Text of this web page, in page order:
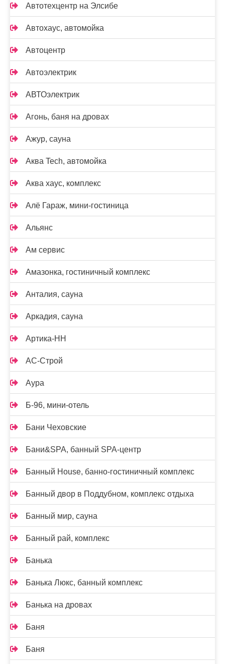
Автотехцентр на Элсибе
Автохаус, автомойка
Автоцентр
Автоэлектрик
АВТОэлектрик
Агонь, баня на дровах
Ажур, сауна
Аква Tech, автомойка
Аква хаус, комплекс
Алё Гараж, мини-гостиница
Альянс
Ам сервис
Амазонка, гостиничный комплекс
Анталия, сауна
Аркадия, сауна
Артика-НН
АС-Строй
Аура
Б-96, мини-отель
Бани Чеховские
Бани&SPA, банный SPA-центр
Банный House, банно-гостиничный комплекс
Банный двор в Поддубном, комплекс отдыха
Банный мир, сауна
Банный рай, комплекс
Банька
Банька Люкс, банный комплекс
Банька на дровах
Баня
Баня